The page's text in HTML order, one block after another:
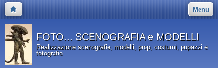
Menu
FOTO... SCENOGRAFIA e MODELLI
Realizzazione scenografie, modelli, prop, costumi, pupazzi e
fotografie